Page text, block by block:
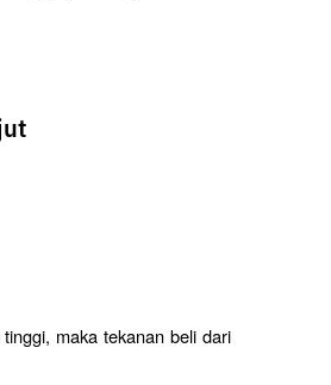
maka tekanan beli dari